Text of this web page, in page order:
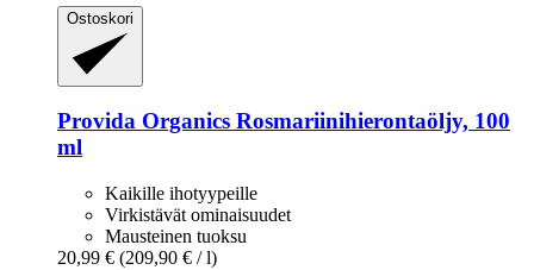
Ostoskori
Provida Organics Rosmariinihierontaöljy, 100
ml
Kaikille ihotyypeille
Virkistävät ominaisuudet
Mausteinen tuoksu
20,99 € (209,90 € / l)